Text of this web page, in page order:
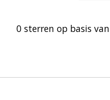
0 sterren op basis van